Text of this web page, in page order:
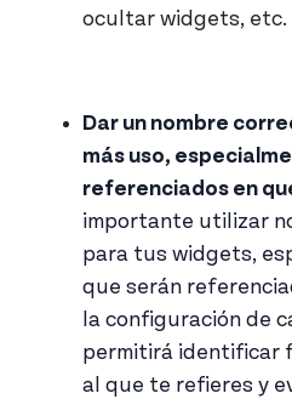
ocultar widgets, etc.
Dar un nombre
más uso,
referenciados en
importante utilizar
para tus widgets,
que serán
la configuración de
permitirá identificar
al que te refieres y